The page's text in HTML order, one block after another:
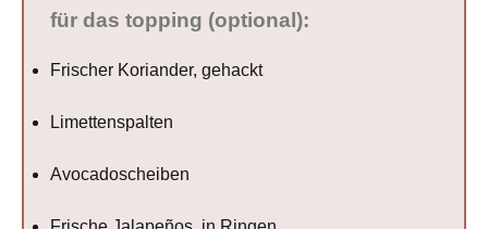
für das topping (optional):
Frischer Koriander, gehackt
Limettenspalten
Avocadoscheiben